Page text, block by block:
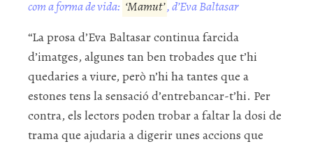
com a forma de vida: ‘Mamut’, d’Eva Baltasar
“La prosa d’Eva Baltasar continua farcida
d’imatges, algunes tan ben trobades que t’hi
quedaries a viure, però n’hi ha tantes que a
estones tens la sensació d’entrebancar-t’hi. Per
contra, els lectors poden trobar a faltar la dosi de
trama que ajudaria a digerir unes accions que